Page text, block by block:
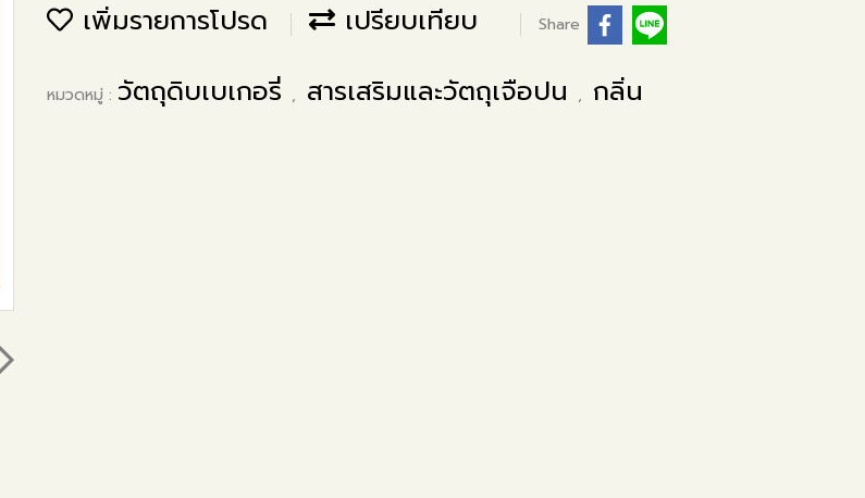
เพิ่มรายการโปรด เปรียบเทียบ Share
หมวดหมู่ : วัตถุดิบเบเกอรี่ , สารเสริมและวัตถุเจือปน , กลิ่น